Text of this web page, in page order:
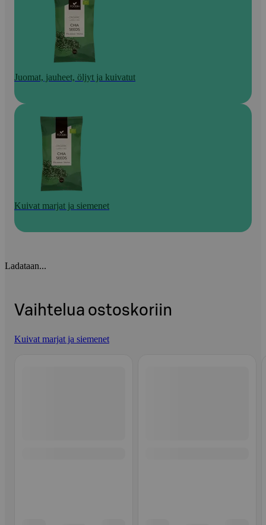
Juomat, jauheet, öljyt ja kuivatut
Kuivat marjat ja siemenet
Ladataan...
Vaihtelua ostoskoriin
Kuivat marjat ja siemenet